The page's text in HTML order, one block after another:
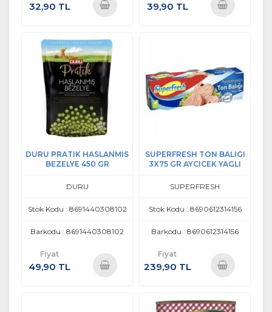
32,90 TL
Ekle
39,90 TL
DURU PRATIK HASLANMIS
BEZELYE 450 GR
DURU
Stok Kodu : 8691440308102
Barkodu : 8691440308102
Fiyat
49,90 TL
SUPERFRESH TON BALIGI
3X75 GR AYCICEK YAGLI
SUPERFRESH
Stok Kodu : 8690612314156
Barkodu : 8690612314156
Fiyat
239,90 TL